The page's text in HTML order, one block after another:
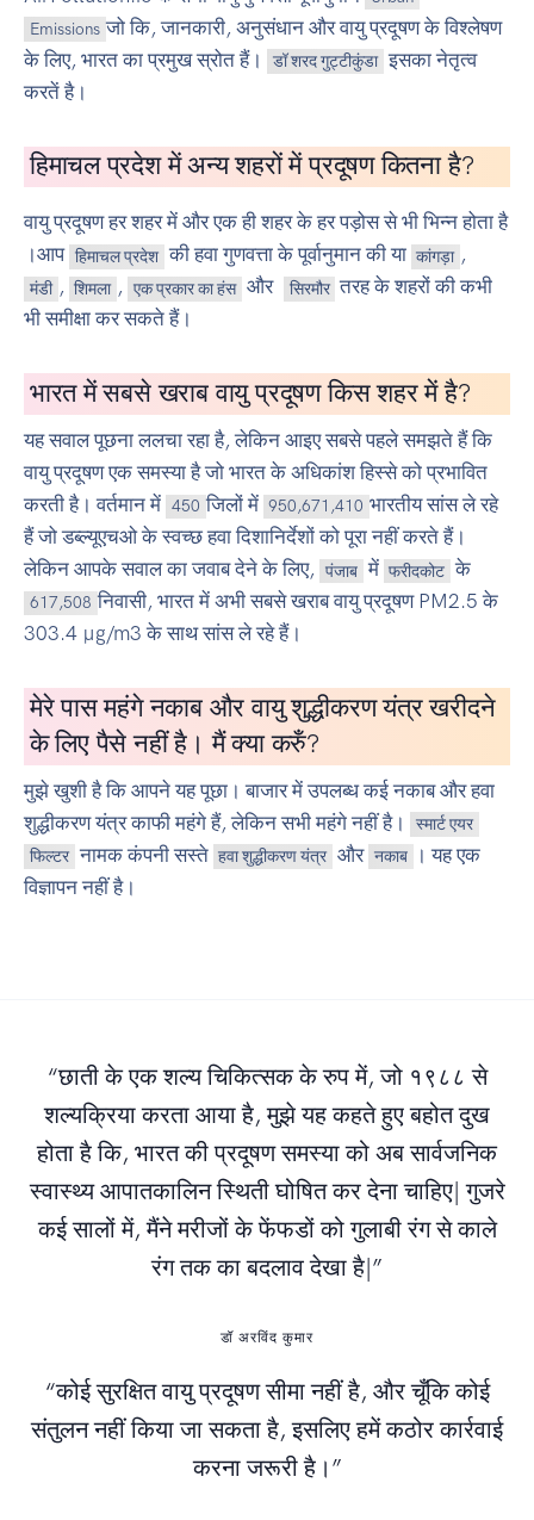
Emissions जो कि, जानकारी, अनुसंधान और वायु प्रदूषण के विश्लेषण
के लिए, भारत का प्रमुख स्रोत हैं।
डॉ शरद गुट्टीकुंडा इसका नेतृत्व
करतें है।
हिमाचल प्रदेश में अन्य शहरों में प्रदूषण कितना है?
वायु प्रदूषण हर शहर में और एक ही शहर के हर पड़ोस से भी भिन्न होता है
।आप हिमाचल प्रदेश की हवा गुणवत्ता के पूर्वानुमान की या कांगड़ा ,
मंडी , शिमला , एक प्रकार का हंस और सिरमौर तरह के शहरों की कभी
भी समीक्षा कर सकते हैं।
भारत में सबसे खराब वायु प्रदूषण किस शहर में है?
यह सवाल पूछना ललचा रहा है, लेकिन आइए सबसे पहले समझते हैं कि
वायु प्रदूषण एक समस्या है जो भारत के अधिकांश हिस्से को प्रभावित
करती है। वर्तमान में 450 जिलों में 950,671,410 भारतीय सांस ले रहे
हैं जो डब्ल्यूएचओ के स्वच्छ हवा दिशानिर्देशों को पूरा नहीं करते हैं।
लेकिन आपके सवाल का जवाब देने के लिए,
पंजाब में फरीदकोट के
617,508 निवासी, भारत में अभी सबसे खराब वायु प्रदूषण PM2.5 के
303.4 µg/m3 के साथ सांस ले रहे हैं।
मेरे पास महंगे नकाब और वायु शुद्धीकरण यंत्र खरीदने
के लिए पैसे नहीं है। मैं क्या करुँ?
मुझे खुशी है कि आपने यह पूछा। बाजार में उपलब्ध कई नकाब और हवा
शुद्धीकरण यंत्र काफी महंगे हैं, लेकिन सभी महंगे नहीं है।
स्मार्ट एयर
फिल्टर नामक कंपनी सस्ते हवा शुद्धीकरण यंत्र और नकाब
। यह एक
विज्ञापन नहीं है।
“छाती के एक शल्य चिकित्सक के रुप में, जो १९८८ से
शल्यक्रिया करता आया है, मुझे यह कहते हुए बहोत दुख
होता है कि, भारत की प्रदूषण समस्या को अब सार्वजनिक
स्वास्थ्य आपातकालिन स्थिती घोषित कर देना चाहिए| गुजरे
कई सालों में, मैंने मरीजों के फेंफडों को गुलाबी रंग से काले
रंग तक का बदलाव देखा है|”
डॉ अरविंद कुमार
“कोई सुरक्षित वायु प्रदूषण सीमा नहीं है, और चूँकि कोई
संतुलन नहीं किया जा सकता है, इसलिए हमें कठोर कार्रवाई
करना जरूरी है।”